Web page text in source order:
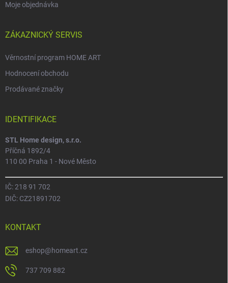
Moje objednávka
ZÁKAZNICKÝ SERVIS
Věrnostní program HOME ART
Hodnocení obchodu
Prodávané značky
IDENTIFIKACE
STL Home design, s.r.o.
Příčná 1892/4
110 00 Praha 1 - Nové Město
IČ: 218 91 702
DIČ: CZ21891702
KONTAKT
eshop@homeart.cz
737 709 882